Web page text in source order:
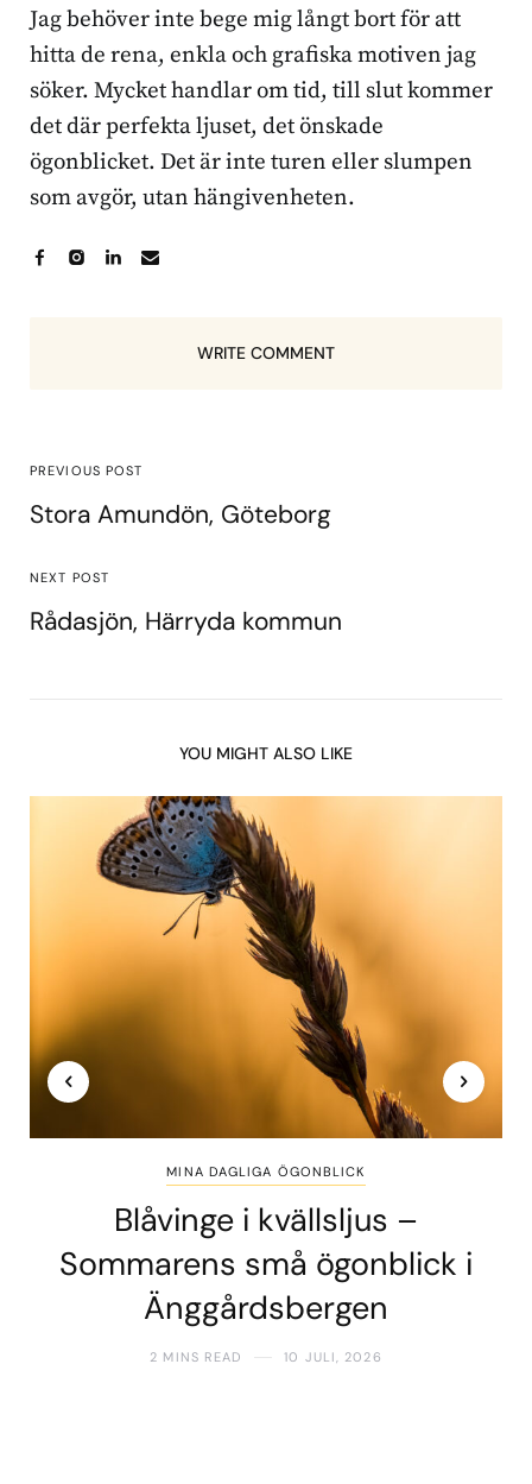
Jag behöver inte bege mig långt bort för att
hitta de rena, enkla och grafiska motiven jag
söker. Mycket handlar om tid, till slut kommer
det där perfekta ljuset, det önskade
ögonblicket. Det är inte turen eller slumpen
som avgör, utan hängivenheten.
WRITE COMMENT
PREVIOUS POST
Stora Amundön, Göteborg
NEXT POST
Rådasjön, Härryda kommun
YOU MIGHT ALSO LIKE
MINA DAGLIGA ÖGONBLICK
Blåvinge i kvällsljus –
Sommarens små ögonblick i
Änggårdsbergen
2 MINS READ 10 JULI, 2026